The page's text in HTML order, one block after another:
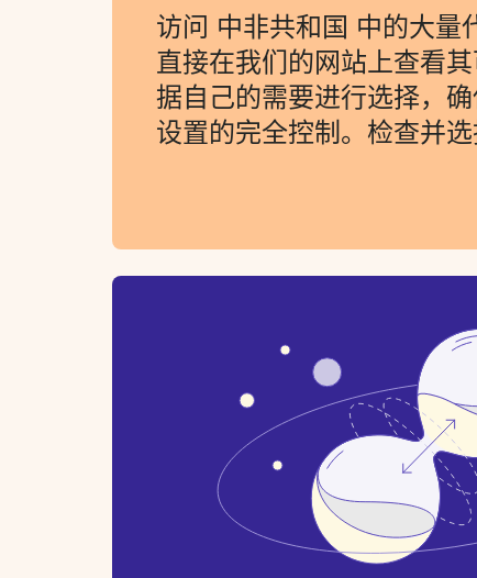
访问 中非共和国 中的大量
直接在我们的网站上查看
据自己的需要进行选择，
设置的完全控制。检查并选